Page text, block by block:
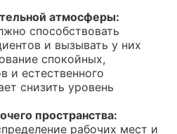
атмосферы:
способствовать
и вызывать у них
спокойных,
и естественного
снизить уровень
пространства:
рабочих мест и